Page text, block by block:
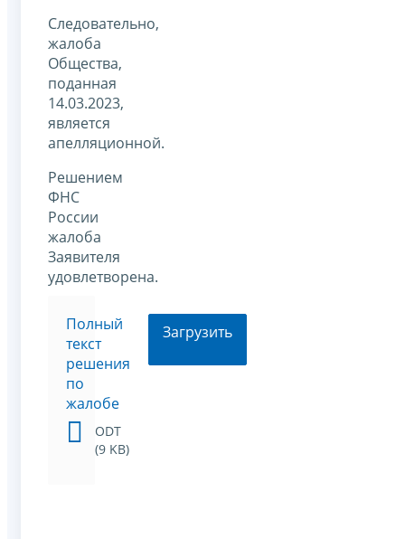
Следовательно,
жалоба
Общества,
поданная
14.03.2023,
является
апелляционной.
Решением
ФНС
России
жалоба
Заявителя
удовлетворена.
Полный
текст
решения
по
жалобе
ODT
(9 KB)
Загрузить